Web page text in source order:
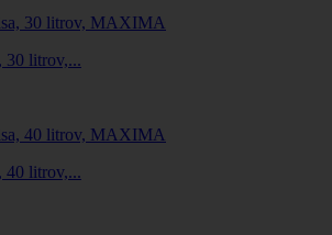
30 litrov,...
40 litrov,...